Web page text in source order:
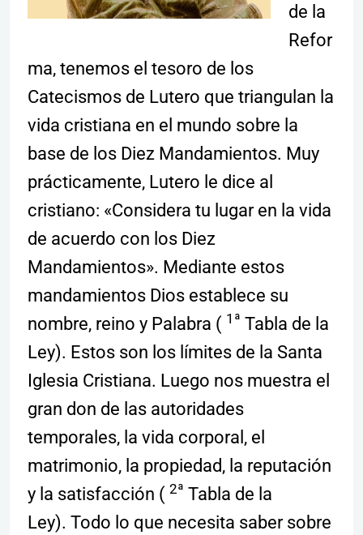
de la
Refor
ma, tenemos el tesoro de los
Catecismos de Lutero que triangulan la
vida cristiana en el mundo sobre la
base de los Diez Mandamientos. Muy
prácticamente, Lutero le dice al
cristiano: «Considera tu lugar en la vida
de acuerdo con los Diez
Mandamientos». Mediante estos
mandamientos Dios establece su
nombre, reino y Palabra ( 1ª Tabla de la
Ley). Estos son los límites de la Santa
Iglesia Cristiana. Luego nos muestra el
gran don de las autoridades
temporales, la vida corporal, el
matrimonio, la propiedad, la reputación
y la satisfacción ( 2ª Tabla de la
Ley). Todo lo que necesita saber sobre